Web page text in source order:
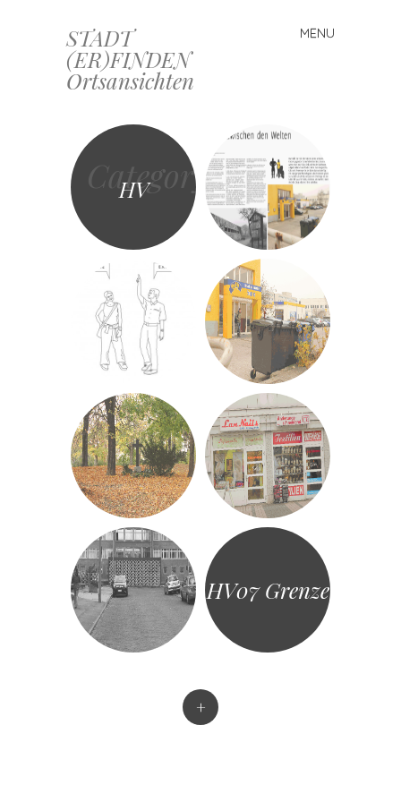
STADT
(ER)FINDEN
Ortsansichten
MENU
Skip
to
content
Category
HV
HV07 Grenze
+